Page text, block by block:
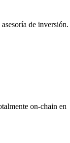
de inversión.
on-chain en